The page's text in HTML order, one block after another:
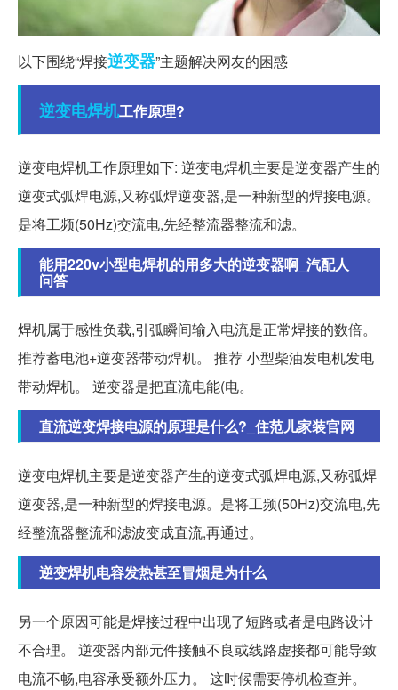
以下围绕“焊接逆变器”主题解决网友的困惑
逆变电焊机工作原理?
逆变电焊机工作原理如下: 逆变电焊机主要是逆变器产生的
逆变式弧焊电源,又称弧焊逆变器,是一种新型的焊接电源。
是将工频(50Hz)交流电,先经整流器整流和滤。
能用220v小型电焊机的用多大的逆变器啊_汽配人
问答
焊机属于感性负载,引弧瞬间输入电流是正常焊接的数倍。
推荐蓄电池+逆变器带动焊机。 推荐 小型柴油发电机发电
带动焊机。 逆变器是把直流电能(电。
直流逆变焊接电源的原理是什么?_住范儿家装官网
逆变电焊机主要是逆变器产生的逆变式弧焊电源,又称弧焊
逆变器,是一种新型的焊接电源。是将工频(50Hz)交流电,先
经整流器整流和滤波变成直流,再通过。
逆变焊机电容发热甚至冒烟是为什么
另一个原因可能是焊接过程中出现了短路或者是电路设计
不合理。 逆变器内部元件接触不良或线路虚接都可能导致
电流不畅,电容承受额外压力。 这时候需要停机检查并。